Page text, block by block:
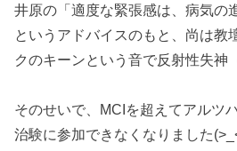
井原の「適度な緊張感は、病気の
というアドバイスのもと、尚は教
クのキーンという音で反射性失神
そのせいで、MCIを超えてアルツ
治験に参加できなくなりました